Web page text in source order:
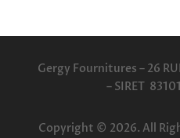
Gergy Fournitures – 26
– SIRET
Copyright © 2026. All